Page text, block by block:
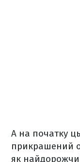
А на початку
прикрашений
як